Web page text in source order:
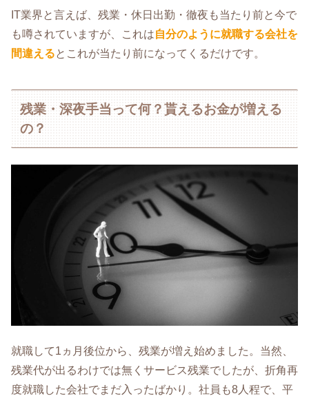
IT業界と言えば、残業・休日出勤・徹夜も当たり前と今で
も噂されていますが、これは自分のように就職する会社を
間違えるとこれが当たり前になってくるだけです。
残業・深夜手当って何？貰えるお金が増える
の？
就職して1ヵ月後位から、残業が増え始めました。当然、
残業代が出るわけでは無くサービス残業でしたが、折角再
度就職した会社でまだ入ったばかり。社員も8人程で、平